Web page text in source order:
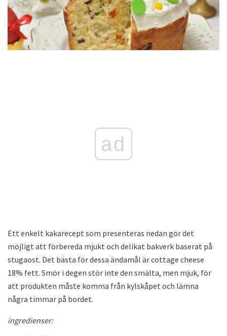
ad
Ett enkelt kakarecept som presenteras nedan gör det
möjligt att förbereda mjukt och delikat bakverk baserat på
stugaost. Det bästa för dessa ändamål är cottage cheese
18% fett. Smör i degen stör inte den smälta, men mjuk, för
att produkten måste komma från kylskåpet och lämna
några timmar på bordet.
ingredienser: